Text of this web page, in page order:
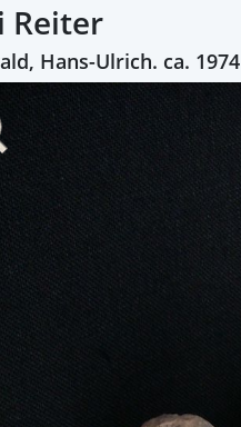
Reiter
Hans-Ulrich. ca. 1974